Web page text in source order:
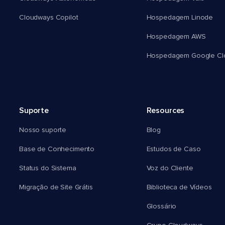
Cloudways Copilot Hospedagem Linode
Hospedagem AWS
Hospedagem Google
Suporte
Nosso suporte
Base de Conhecimento
Status do Sistema
Migração de Site Grátis
Resources
Blog
Estudos de Caso
Voz do Cliente
Biblioteca de Vídeos
Glossário